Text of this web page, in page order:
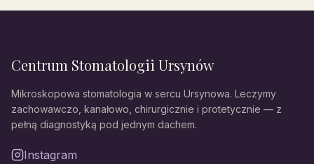
Centrum Stomatologii Ursynów
Mikroskopowa stomatologia w sercu Ursynowa. Leczymy
zachowawczo, kanałowo, chirurgicznie i protetycznie — z
pełną diagnostyką pod jednym dachem.
Instagram